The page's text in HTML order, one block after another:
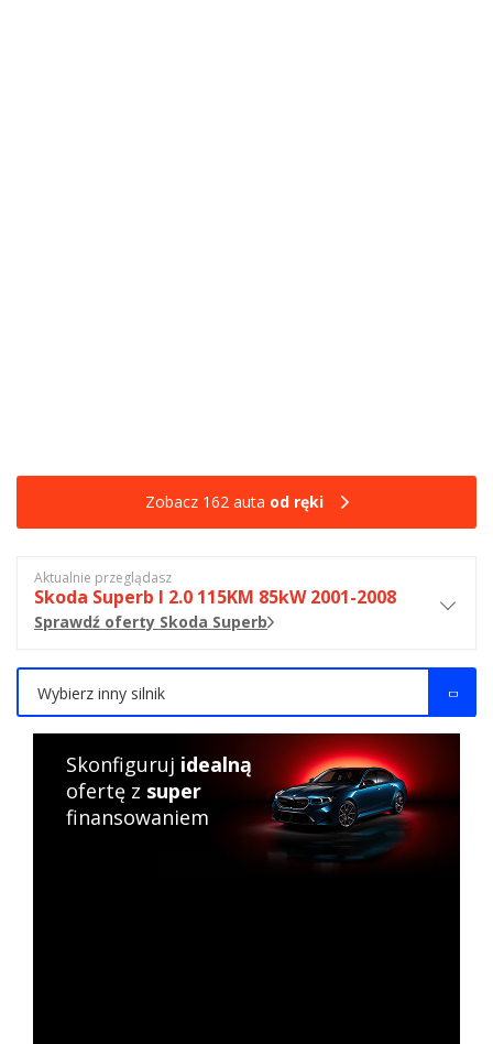
Zobacz 162 auta od ręki
Aktualnie przeglądasz
Skoda Superb I 2.0 115KM 85kW 2001-2008
Sprawdź oferty Skoda Superb
Wybierz inny silnik
Skonfiguruj idealną
ofertę z super
finansowaniem